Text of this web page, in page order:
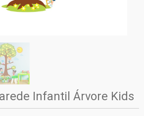
Infantil Árvore Kids